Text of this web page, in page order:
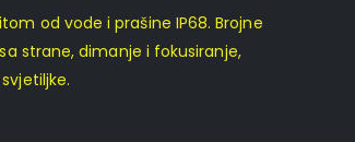
od vode i prašine IP68. Brojne
strane, dimanje i fokusiranje,